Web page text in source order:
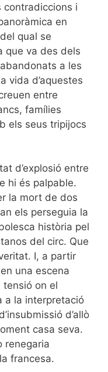
contradiccions i
en
qual se
que va des dels
a les
vida d’aquestes
entre
famílies
els seus tripijocs
d’explosió entre
hi és palpable.
la mort de dos
els perseguia la
història pel
del circ. Que
I, a partir
una escena
tensió on el
a la interpretació
d’allò
casa seva.
renegaria
francesa.